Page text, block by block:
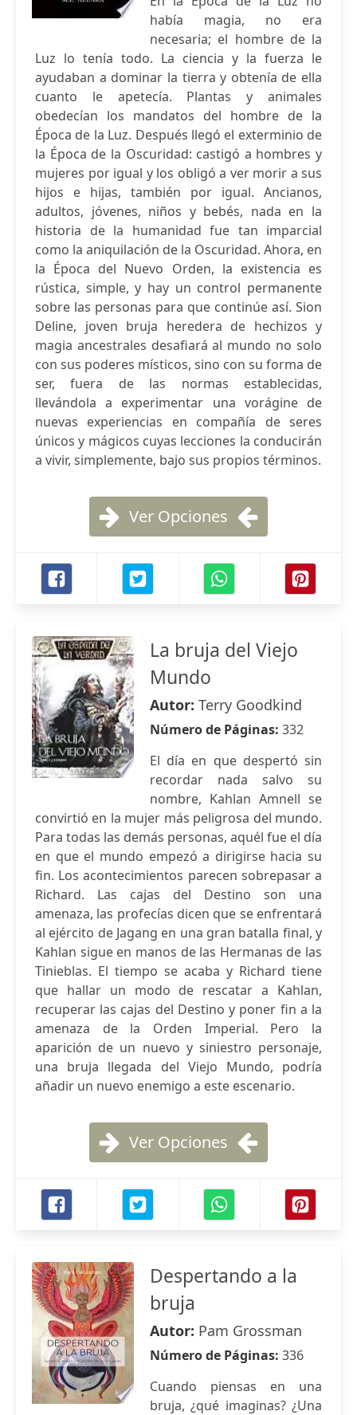
había magia, no era
necesaria; el hombre de la
Luz lo tenía todo. La ciencia y la fuerza le
ayudaban a dominar la tierra y obtenía de ella
cuanto le apetecía. Plantas y animales
obedecían los mandatos del hombre de la
Época de la Luz. Después llegó el exterminio de
la Época de la Oscuridad: castigó a hombres y
mujeres por igual y los obligó a ver morir a sus
hijos e hijas, también por igual. Ancianos,
adultos, jóvenes, niños y bebés, nada en la
historia de la humanidad fue tan imparcial
como la aniquilación de la Oscuridad. Ahora, en
la Época del Nuevo Orden, la existencia es
rústica, simple, y hay un control permanente
sobre las personas para que continúe así. Sion
Deline, joven bruja heredera de hechizos y
magia ancestrales desafiará al mundo no solo
con sus poderes místicos, sino con su forma de
ser, fuera de las normas establecidas,
llevándola a experimentar una vorágine de
nuevas experiencias en compañía de seres
únicos y mágicos cuyas lecciones la conducirán
a vivir, simplemente, bajo sus propios términos.
Ver Opciones
La bruja del Viejo
Mundo
Autor: Terry Goodkind
Número de Páginas: 332
El día en que despertó sin
recordar nada salvo su
nombre, Kahlan Amnell se
convirtió en la mujer más peligrosa del mundo.
Para todas las demás personas, aquél fue el día
en que el mundo empezó a dirigirse hacia su
fin. Los acontecimientos parecen sobrepasar a
Richard. Las cajas del Destino son una
amenaza, las profecías dicen que se enfrentará
al ejército de Jagang en una gran batalla final, y
Kahlan sigue en manos de las Hermanas de las
Tinieblas. El tiempo se acaba y Richard tiene
que hallar un modo de rescatar a Kahlan,
recuperar las cajas del Destino y poner fin a la
amenaza de la Orden Imperial. Pero la
aparición de un nuevo y siniestro personaje,
una bruja llegada del Viejo Mundo, podría
añadir un nuevo enemigo a este escenario.
Ver Opciones
Despertando a la
bruja
Autor: Pam Grossman
Número de Páginas: 336
Cuando piensas en una
bruja, ¿qué imaginas? ¿Una